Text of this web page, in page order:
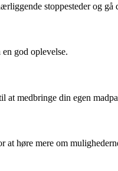
stoppesteder og gå
god oplevelse.
at medbringe din egen
at høre mere om